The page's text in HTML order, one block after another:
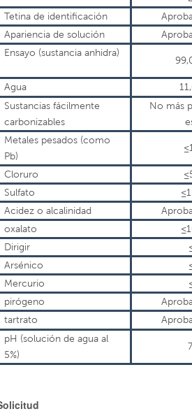
Tetina de identificación
Apariencia de solución
Ensayo (sustancia anhidra)
Agua
Sustancias fácilmente
carbonizables
No más
Metales pesados (como
Pb)
Cloruro
Sulfato
Acidez o alcalinidad
oxalato
Dirigir
Arsénico
Mercurio
pirógeno
tartrato
pH (solución de agua al
5%)